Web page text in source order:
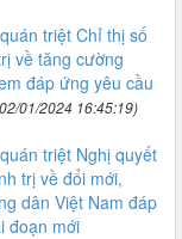
triệt Chỉ thị số
về tăng cường
đáp ứng yêu cầu
01/2024 16:45:19)
triệt Nghị quyết
trị về đổi mới,
dân Việt Nam đáp
đoạn mới